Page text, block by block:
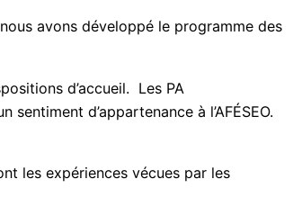
avons développé le programme des
d’accueil. Les PA
d’appartenance à l’AFÉSEO.
les expériences vécues par les